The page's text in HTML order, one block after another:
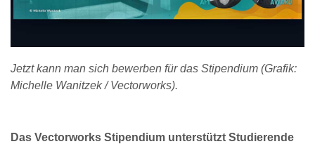
Jetzt kann man sich bewerben für das Stipendium (Grafik:
Michelle Wanitzek / Vectorworks).
Das Vectorworks Stipendium unterstützt Studierende